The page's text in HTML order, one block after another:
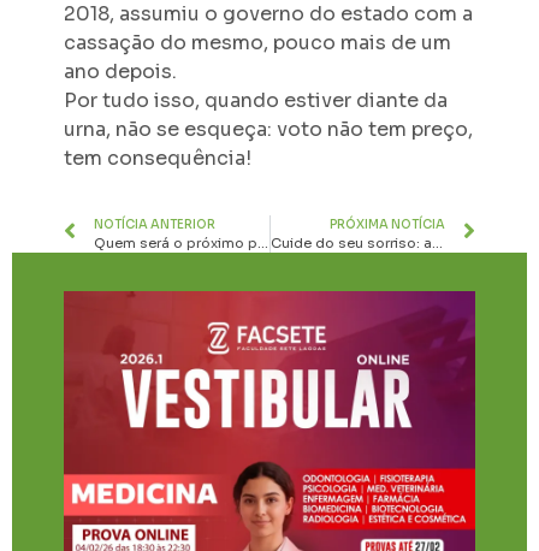
2018, assumiu o governo do estado com a
cassação do mesmo, pouco mais de um
ano depois.
Por tudo isso, quando estiver diante da
urna, não se esqueça: voto não tem preço,
tem consequência!
NOTÍCIA ANTERIOR
Quem será o próximo prefeito de Sete Lagoas? Conheça os candidatos
PRÓXIMA NOTÍCIA
Cuide do seu sorriso: a importância do tratamento ortodôntico